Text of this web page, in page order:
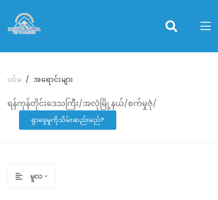
ပင်မ အရောင်းများ
ရန်ကုန်တိုင်းဒေသကြီး/အလုံမြို့နယ်/စက်မှုဇုံ/
ရှာဖွေမှုကိုသိမ်းဆည်းမည်?
မူလ